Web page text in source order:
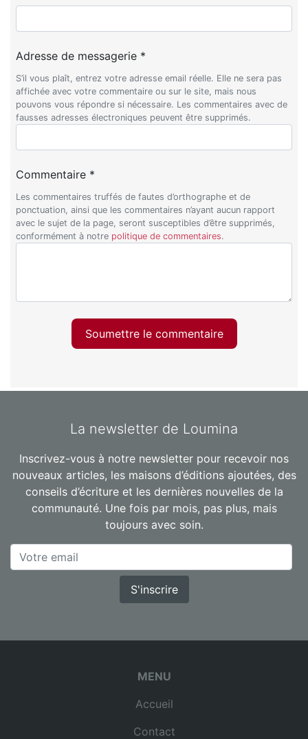
Adresse de messagerie *
S’il vous plaît, entrez votre adresse email réelle. Elle ne sera pas
affichée avec votre commentaire ou sur le site, mais nous
pouvons vous répondre si nécessaire. Les commentaires avec de
fausses adresses électroniques peuvent être supprimés.
Commentaire *
Les commentaires truffés de fautes d’orthographe et de
ponctuation, ainsi que les commentaires n’ayant aucun rapport
avec le sujet de la page, seront susceptibles d’être supprimés,
conformément à notre politique de commentaires.
Soumettre le commentaire
La newsletter de Loumina
Inscrivez-vous à notre newsletter pour recevoir nos
nouveaux articles, les maisons d’éditions ajoutées, des
conseils d’écriture et les dernières nouvelles de la
communauté. Une fois par mois, pas plus, mais
toujours avec soin.
S'inscrire
MENU
Accueil
Contact